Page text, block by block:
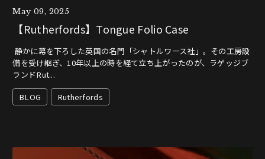
May 09, 2025
【Rutherfords】Tongue Folio Case
静かに幕を下ろした英国の名門「シャトルワース社」。その工房設
備を受け継ぎ、10年以上の時を経て立ち上がったのが、ラゲッジブ
ランドRut...
BLOG Rutherfords